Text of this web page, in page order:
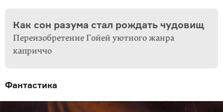
Как сон разума стал рождать чудовищ
Переизобретение Гойей уютного жанра
каприччо
Фантастика